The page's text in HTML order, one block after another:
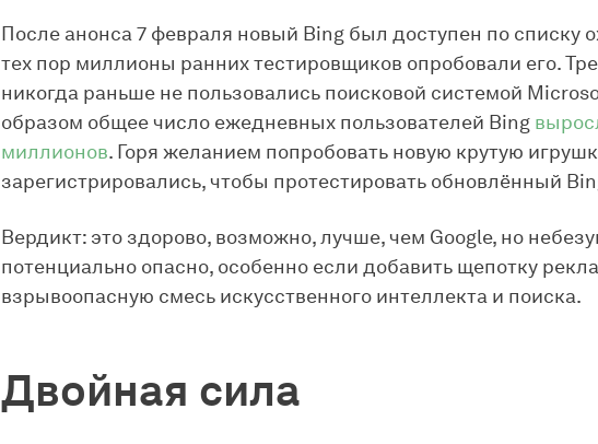
После анонса 7 февраля новый Bing был доступен по списку
тех пор миллионы ранних тестировщиков опробовали его.
никогда раньше не пользовались поисковой системой
образом общее число ежедневных пользователей Bing
миллионов. Горя желанием попробовать новую крутую
зарегистрировались, чтобы протестировать обновлённый
Вердикт: это здорово, возможно, лучше, чем Google, но
потенциально опасно, особенно если добавить щепотку
взрывоопасную смесь искусственного интеллекта и поиска.
Двойная сила